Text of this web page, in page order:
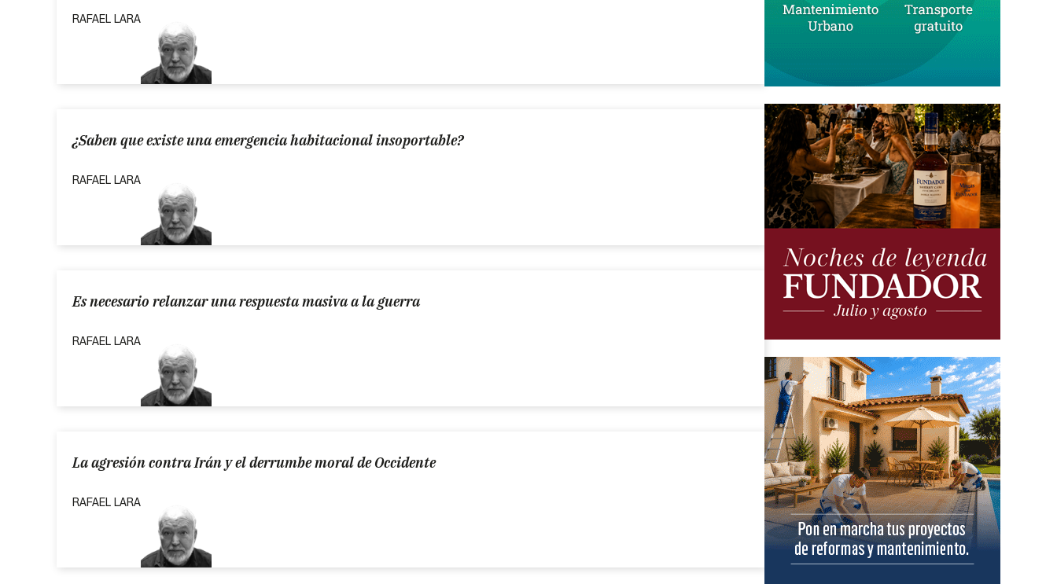
RAFAEL LARA
¿Saben que existe una emergencia habitacional insoportable?
RAFAEL LARA
Es necesario relanzar una respuesta masiva a la guerra
RAFAEL LARA
La agresión contra Irán y el derrumbe moral de Occidente
RAFAEL LARA